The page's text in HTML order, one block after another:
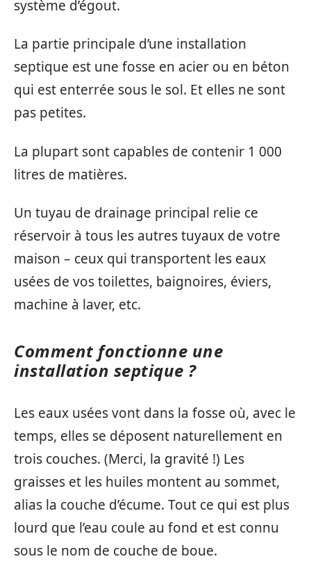
système d’égout.
La partie principale d’une installation
septique est une fosse en acier ou en béton
qui est enterrée sous le sol. Et elles ne sont
pas petites.
La plupart sont capables de contenir 1 000
litres de matières.
Un tuyau de drainage principal relie ce
réservoir à tous les autres tuyaux de votre
maison – ceux qui transportent les eaux
usées de vos toilettes, baignoires, éviers,
machine à laver, etc.
Comment fonctionne une
installation septique ?
Les eaux usées vont dans la fosse où, avec le
temps, elles se déposent naturellement en
trois couches. (Merci, la gravité !) Les
graisses et les huiles montent au sommet,
alias la couche d’écume. Tout ce qui est plus
lourd que l’eau coule au fond et est connu
sous le nom de couche de boue.